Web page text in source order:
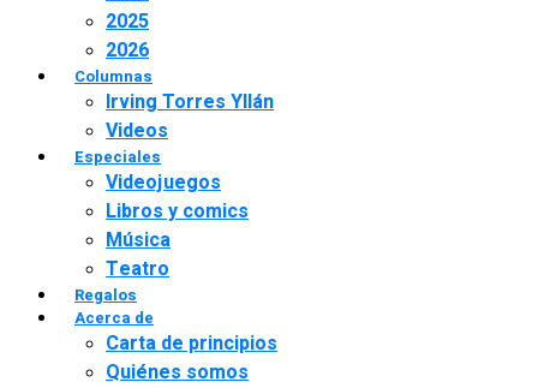
2025
2026
Columnas
Irving Torres Yllán
Videos
Especiales
Videojuegos
Libros y comics
Música
Teatro
Regalos
Acerca de
Carta de principios
Quiénes somos